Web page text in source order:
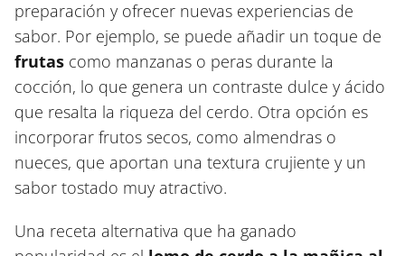
preparación y ofrecer nuevas experiencias de
sabor. Por ejemplo, se puede añadir un toque de
frutas como manzanas o peras durante la
cocción, lo que genera un contraste dulce y ácido
que resalta la riqueza del cerdo. Otra opción es
incorporar frutos secos, como almendras o
nueces, que aportan una textura crujiente y un
sabor tostado muy atractivo.
Una receta alternativa que ha ganado